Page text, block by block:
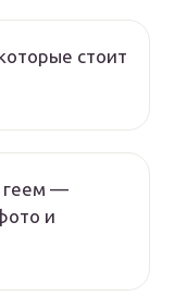
стоит
геем —
и